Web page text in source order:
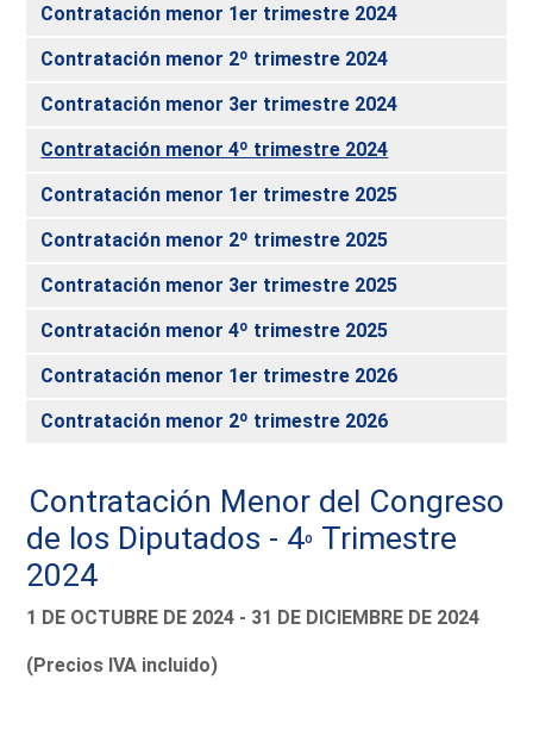
Contratación menor 1er trimestre 2024
Contratación menor 2º trimestre 2024
Contratación menor 3er trimestre 2024
Contratación menor 4º trimestre 2024
Contratación menor 1er trimestre 2025
Contratación menor 2º trimestre 2025
Contratación menor 3er trimestre 2025
Contratación menor 4º trimestre 2025
Contratación menor 1er trimestre 2026
Contratación menor 2º trimestre 2026
Contratación Menor del Congreso
de los Diputados - 4º Trimestre
2024
1 DE OCTUBRE DE 2024 - 31 DE DICIEMBRE DE 2024
(Precios IVA incluido)